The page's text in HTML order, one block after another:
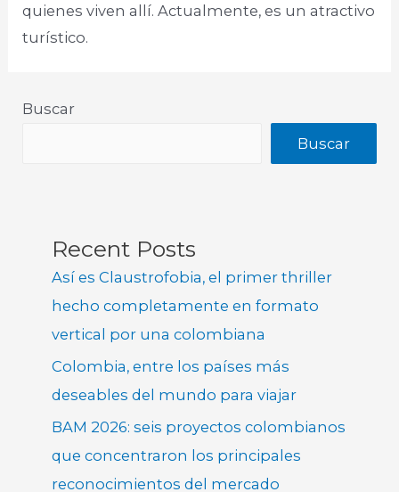
quienes viven allí. Actualmente, es un atractivo
turístico.
Buscar
Buscar
Recent Posts
Así es Claustrofobia, el primer thriller
hecho completamente en formato
vertical por una colombiana
Colombia, entre los países más
deseables del mundo para viajar
BAM 2026: seis proyectos colombianos
que concentraron los principales
reconocimientos del mercado